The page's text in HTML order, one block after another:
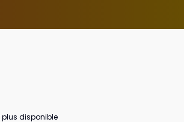
plus disponible